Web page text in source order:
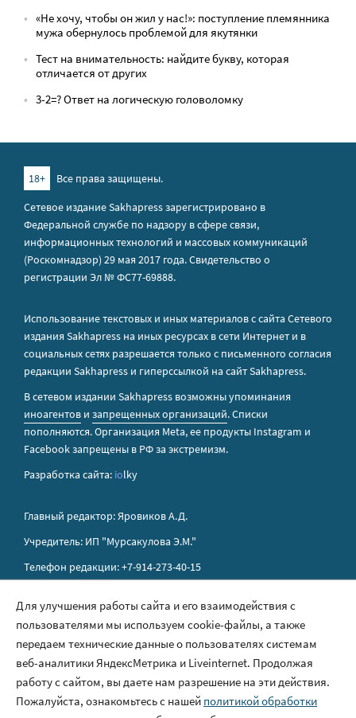
«Не хочу, чтобы он жил у нас!»: поступление племянника
мужа обернулось проблемой для якутянки
Тест на внимательность: найдите букву, которая
отличается от других
3-2=? Ответ на логическую головоломку
18+
Все права защищены.
Сетевое издание Sakhapress зарегистрировано в
Федеральной службе по надзору в сфере связи,
информационных технологий и массовых коммуникаций
(Роскомнадзор) 29 мая 2017 года. Свидетельство о
регистрации Эл № ФС77-69888.
Использование текстовых и иных материалов с сайта Сетевого
издания Sakhapress на иных ресурсах в сети Интернет и в
социальных сетях разрешается только с письменного согласия
редакции Sakhapress и гиперссылкой на сайт Sakhapress.
В сетевом издании Sakhapress возможны упоминания
иноагентов и запрещенных организаций. Списки
пополняются. Организация Metа, ее продукты Instagram и
Facebook запрещены в РФ за экстремизм.
Разработка сайта: iolky
Главный редактор: Яровиков А.Д.
Учредитель: ИП "Мурсакулова Э.М."
Телефон редакции: +7-914-273-40-15
Правила сайта
Политика обработки персональных данных
Размещение рекламы
Контакты
Для улучшения работы сайта и его взаимодействия с
пользователями мы используем cookie-файлы, а также
передаем технические данные о пользователях системам
веб-аналитики ЯндексМетрика и Liveinternet. Продолжая
работу с сайтом, вы даете нам разрешение на эти действия.
Пожалуйста, ознакомьтесь с нашей политикой обработки